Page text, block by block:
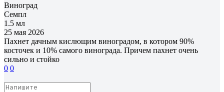
Виноград
Семпл
1.5 мл
25 мая 2026
Пахнет дачным кислющим виноградом, в котором 90%
косточек и 10% самого винограда. Причем пахнет очень
сильно и стойко
0 0